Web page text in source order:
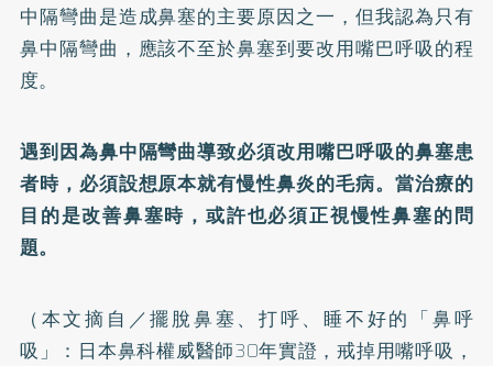
中隔彎曲是造成鼻塞的主要原因之一，但我認為只有
鼻中隔彎曲，應該不至於鼻塞到要改用嘴巴呼吸的程
度。
遇到因為鼻中隔彎曲導致必須改用嘴巴呼吸的鼻塞患
者時，必須設想原本就有慢性鼻炎的毛病。當治療的
目的是改善鼻塞時，或許也必須正視慢性鼻塞的問
題。
（本文摘自／擺脫鼻塞、打呼、睡不好的「鼻呼
吸」：日本鼻科權威醫師30年實證，戒掉用嘴呼吸，